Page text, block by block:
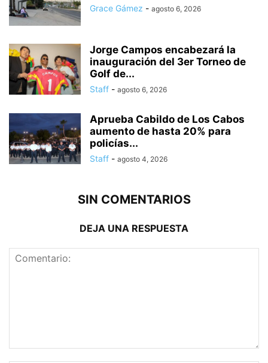
Grace Gámez - agosto 6, 2026
Jorge Campos encabezará la
inauguración del 3er Torneo de
Golf de...
Staff - agosto 6, 2026
Aprueba Cabildo de Los Cabos
aumento de hasta 20% para
policías...
Staff - agosto 4, 2026
SIN COMENTARIOS
DEJA UNA RESPUESTA